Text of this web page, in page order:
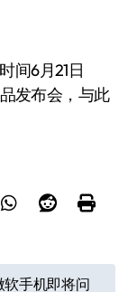
间6月21日
发布会，与此
软手机即将问